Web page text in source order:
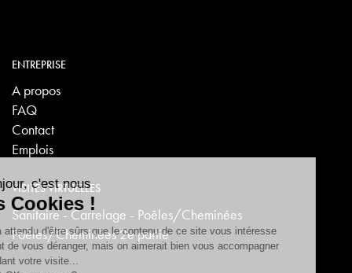
ENTREPRISE
A propos
FAQ
Contact
Emplois
VISITES VIRTUELLES
Sanitaire - Carrelage - Poêles/Cheminées
Poêles/Cheminées 2e partie